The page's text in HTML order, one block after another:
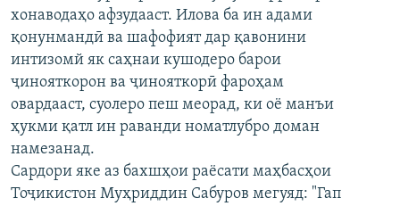
хонаводаҳо афзудааст. Илова ба ин адами
қонунмандӣ ва шафофият дар қавонини
интизомй як саҳнаи кушодеро барои
ҷинояткорон ва ҷинояткорӣ фароҳам
овардааст, суолеро пеш меорад, ки оё манъи
ҳукми қатл ин раванди номатлубро доман
намезанад.
Сардори яке аз бахшҳои раёсати маҳбасҳои
Тоҷикистон Муҳриддин Сабуров мегуяд: "Гап